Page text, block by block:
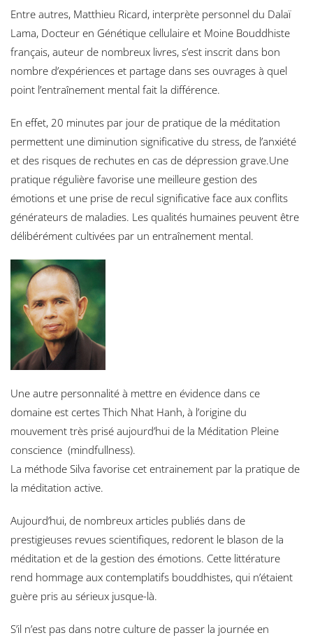
Entre autres, Matthieu Ricard, interprète personnel du Dalaï
Lama, Docteur en Génétique cellulaire et Moine Bouddhiste
français, auteur de nombreux livres, s’est inscrit dans bon
nombre d’expériences et partage dans ses ouvrages à quel
point l’entraînement mental fait la différence.
En effet, 20 minutes par jour de pratique de la méditation
permettent une diminution significative du stress, de l’anxiété
et des risques de rechutes en cas de dépression grave.Une
pratique régulière favorise une meilleure gestion des
émotions et une prise de recul significative face aux conflits
générateurs de maladies. Les qualités humaines peuvent être
délibérément cultivées par un entraînement mental.
Une autre personnalité à mettre en évidence dans ce
domaine est certes Thich Nhat Hanh, à l’origine du
mouvement très prisé aujourd’hui de la Méditation Pleine
conscience (mindfullness).
La méthode Silva favorise cet entrainement par la pratique de
la méditation active.
Aujourd’hui, de nombreux articles publiés dans de
prestigieuses revues scientifiques, redorent le blason de la
méditation et de la gestion des émotions. Cette littérature
rend hommage aux contemplatifs bouddhistes, qui n’étaient
guère pris au sérieux jusque-là.
S’il n’est pas dans notre culture de passer la journée en